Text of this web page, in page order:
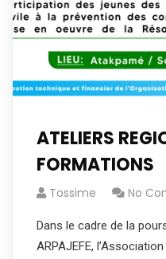
ATELIERS
FORMATIONS
Tossime No
Dans le cadre de la
ARPAJEFE,